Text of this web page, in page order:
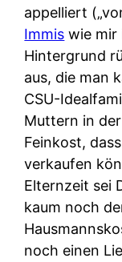
appelliert
Immis wie mir
Hintergrund
aus, die man
CSU-
Muttern in
Feinkost,
verkaufen
Elternzeit sei
kaum noch
noch einen